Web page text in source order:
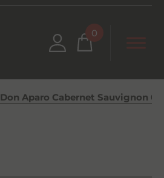
0
Don Aparo Cabernet Sauvignon